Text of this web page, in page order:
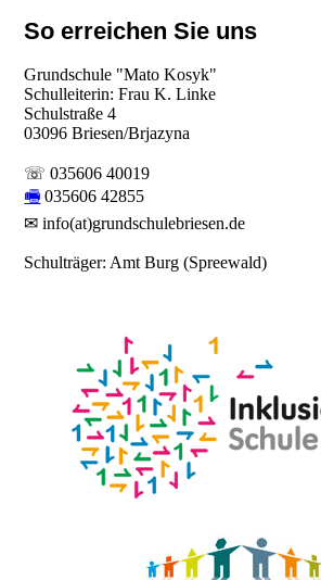
So erreichen Sie uns
Grundschule "Mato Kosyk"
Schulleiterin: Frau K. Linke
Schulstraße 4
03096 Briesen/Brjazyna
☏ 035606 40019
🖷 035606 42855
✉ info(at)grundschulebriesen.de
Schulträger: Amt Burg (Spreewald)